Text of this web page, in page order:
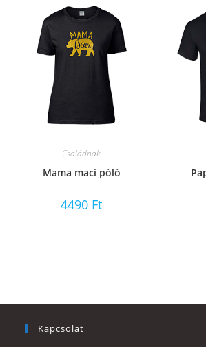
Családnak
Mama maci póló
4490 Ft
Kapcsolat